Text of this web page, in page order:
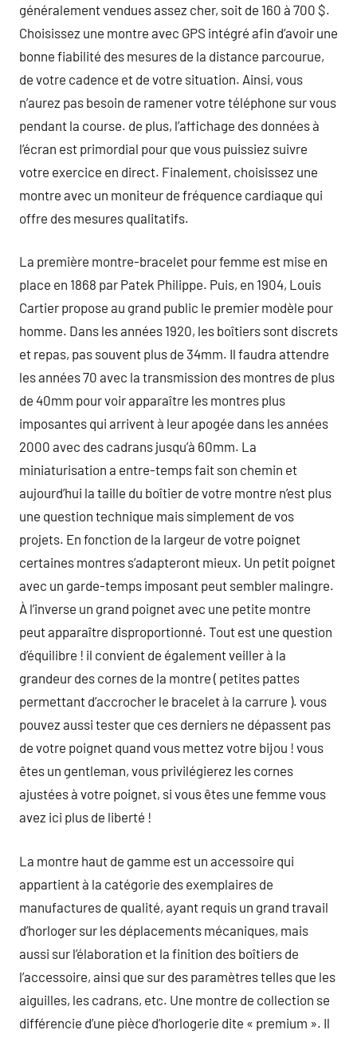
généralement vendues assez cher, soit de 160 à 700 $.
Choisissez une montre avec GPS intégré afin d’avoir une
bonne fiabilité des mesures de la distance parcourue,
de votre cadence et de votre situation. Ainsi, vous
n’aurez pas besoin de ramener votre téléphone sur vous
pendant la course. de plus, l’affichage des données à
l’écran est primordial pour que vous puissiez suivre
votre exercice en direct. Finalement, choisissez une
montre avec un moniteur de fréquence cardiaque qui
offre des mesures qualitatifs.
La première montre-bracelet pour femme est mise en
place en 1868 par Patek Philippe. Puis, en 1904, Louis
Cartier propose au grand public le premier modèle pour
homme. Dans les années 1920, les boîtiers sont discrets
et repas, pas souvent plus de 34mm. Il faudra attendre
les années 70 avec la transmission des montres de plus
de 40mm pour voir apparaître les montres plus
imposantes qui arrivent à leur apogée dans les années
2000 avec des cadrans jusqu’à 60mm. La
miniaturisation a entre-temps fait son chemin et
aujourd’hui la taille du boîtier de votre montre n’est plus
une question technique mais simplement de vos
projets. En fonction de la largeur de votre poignet
certaines montres s’adapteront mieux. Un petit poignet
avec un garde-temps imposant peut sembler malingre.
À l’inverse un grand poignet avec une petite montre
peut apparaître disproportionné. Tout est une question
d’équilibre ! il convient de également veiller à la
grandeur des cornes de la montre ( petites pattes
permettant d’accrocher le bracelet à la carrure ). vous
pouvez aussi tester que ces derniers ne dépassent pas
de votre poignet quand vous mettez votre bijou ! vous
êtes un gentleman, vous privilégierez les cornes
ajustées à votre poignet, si vous êtes une femme vous
avez ici plus de liberté !
La montre haut de gamme est un accessoire qui
appartient à la catégorie des exemplaires de
manufactures de qualité, ayant requis un grand travail
d’horloger sur les déplacements mécaniques, mais
aussi sur l’élaboration et la finition des boîtiers de
l’accessoire, ainsi que sur des paramètres telles que les
aiguilles, les cadrans, etc. Une montre de collection se
différencie d’une pièce d’horlogerie dite « premium ». Il